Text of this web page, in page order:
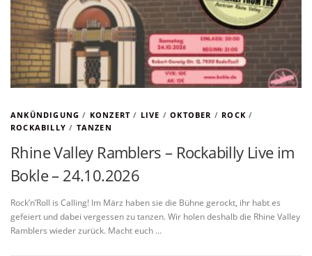
ANKÜNDIGUNG / KONZERT / LIVE /OKTOBER / ROCK /
ROCKABILLY / TANZEN
Rhine Valley Ramblers – Rockabilly Live im
Bokle – 24.10.2026
Rock’n’Roll is Calling! Im März haben sie die Bühne gerockt, ihr habt es
gefeiert und dabei vergessen zu tanzen. Wir holen deshalb die Rhine Valley
Ramblers wieder zurück. Macht euch …